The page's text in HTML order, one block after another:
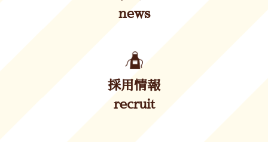
news
採用情報
recruit